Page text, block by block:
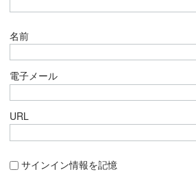
名前
電子メール
URL
サインイン情報を記憶